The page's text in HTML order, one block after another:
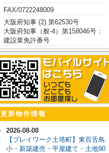
FAX/0722248009
大阪府知事 (2) 第62530号
大阪府知事（般-4）第158046号：
建設業免許番号
更新物件情報
2026-08-08
【プレイワーク土塔町】東百舌鳥
小・新築建売・平屋建て・土地90